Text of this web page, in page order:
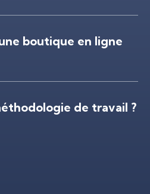
boutique en ligne
de travail ?